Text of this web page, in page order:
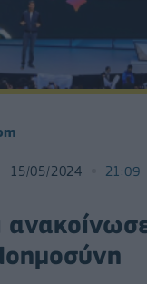
15/05/2024 21:09